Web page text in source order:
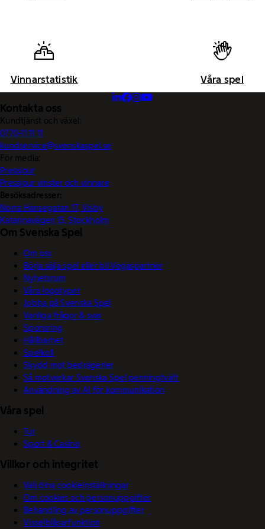
Vinnarstatistik Våra spel
Kontakta oss
Kundtjänst och växel:
0770-11 11 11
kundservice@svenskaspel.se
För media:
Pressjour
Pressjour vinster och vinnare
Besöksadresser:
Norra Hansegatan 17, Visby
Katarinavägen 15, Stockholm
Om Svenska Spel
Om oss
Börja sälja spel eller bli Vegaspartner
Nyhetsrum
Våra logotyper
Jobba på Svenska Spel
Vanliga frågor & svar
Sponsring
Hållbarhet
Spelkoll
Skydd mot bedrägerier
Så motverkar Svenska Spel penningtvätt
Användning av AI för kommunikation
Våra spel
Tur
Sport & Casino
Villkor och integritet
Välj dina cookieinställningar
Om cookies och personuppgifter
Behandling av personuppgifter
Visselblåsarfunktion